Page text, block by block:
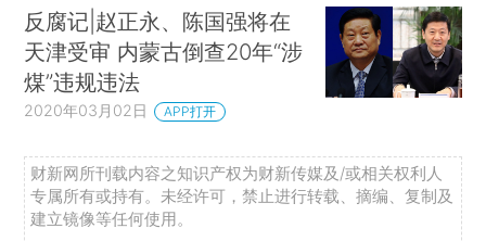
反腐记|赵正永、陈国强将在
天津受审 内蒙古倒查20年“涉
煤”违规违法
2020年03月02日 APP打开
财新网所刊载内容之知识产权为财新传媒及/或相关权利人
专属所有或持有。未经许可，禁止进行转载、摘编、复制及
建立镜像等任何使用。